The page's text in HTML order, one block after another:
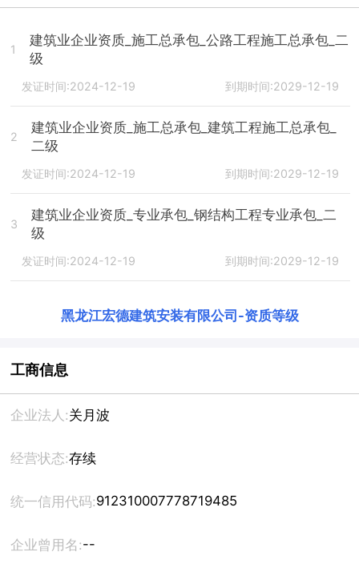
1
建筑业企业资质_施工总承包_公路工程施工总承包_二
级
发证时间:2024-12-19 到期时间:2029-12-19
2
建筑业企业资质_施工总承包_建筑工程施工总承包_
二级
发证时间:2024-12-19 到期时间:2029-12-19
3
建筑业企业资质_专业承包_钢结构工程专业承包_二
级
发证时间:2024-12-19 到期时间:2029-12-19
黑龙江宏德建筑安装有限公司 -资质等级
工商信息
企业法人:关月波
经营状态:存续
统一信用代码:912310007778719485
企业曾用名:--